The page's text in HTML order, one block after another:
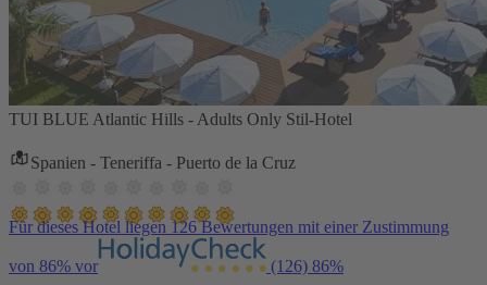
TUI BLUE Atlantic Hills - Adults Only Stil-Hotel
Spanien - Teneriffa - Puerto de la Cruz
Für dieses Hotel liegen 126 Bewertungen mit einer Zustimmung
von 86% vor (126) 86%